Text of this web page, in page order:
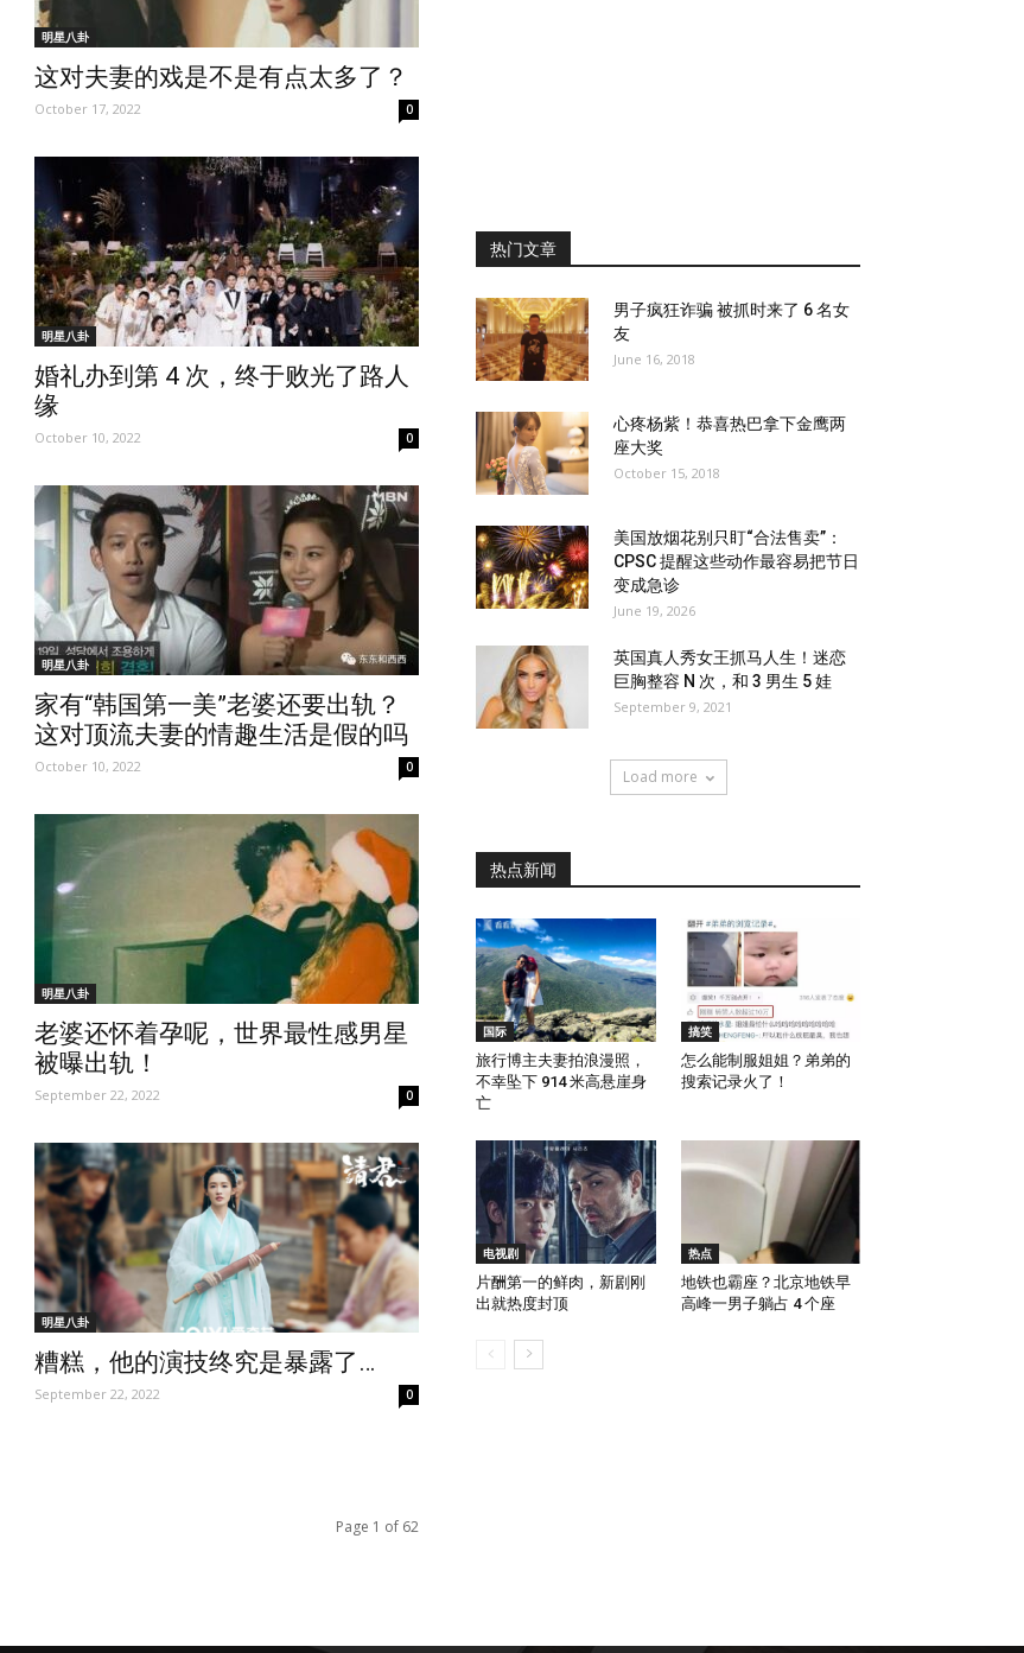
明星八卦
这对夫妻的戏是不是有点太多了？
October 17, 2022 0
明星八卦
婚礼办到第 4 次，终于败光了路人
缘
October 10, 2022 0
明星八卦
家有“韩国第一美”老婆还要出轨？
这对顶流夫妻的情趣生活是假的吗
October 10, 2022 0
明星八卦
老婆还怀着孕呢，世界最性感男星
被曝出轨！
September 22, 2022 0
明星八卦
糟糕，他的演技终究是暴露了…
September 22, 2022 0
Page 1 of 62
热门文章
男子疯狂诈骗 被抓时来了 6 名女
友
June 16, 2018
心疼杨紫！恭喜热巴拿下金鹰两
座大奖
October 15, 2018
美国放烟花别只盯“合法售卖”：
CPSC 提醒这些动作最容易把节日
变成急诊
June 19, 2026
英国真人秀女王抓马人生！迷恋
巨胸整容 N 次，和 3 男生 5 娃
September 9, 2021
Load more
热点新闻
国际
旅行博主夫妻拍浪漫照，
不幸坠下 914 米高悬崖身
亡
搞笑
怎么能制服姐姐？弟弟的
搜索记录火了！
电视剧
片酬第一的鲜肉，新剧刚
出就热度封顶
热点
地铁也霸座？北京地铁早
高峰一男子躺占 4 个座